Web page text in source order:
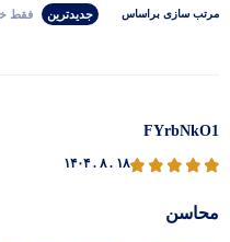
مرتب‌ سازی‌ بر‌اساس جدیدترین فقط‌
FYrbNkO1
۱۴۰۴ . ۸ . ۱۸
محاسن